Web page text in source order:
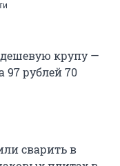
крупу —
97 рублей 70
сварить в